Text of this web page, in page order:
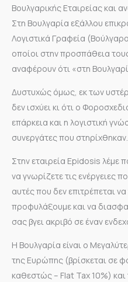
Βουλγαρικής Εταιρείας και
Στη Βουλγαρία εξάλλου
Λογιστικά Γραφεία
οποίοι στην προσπάθεια
αναφέρουν ότι «στη
Δυστυχώς όμως, εκ των
δεν ισχύει κι ότι ο
επάρκεια και η λογιστική
συνεργάτες που στηρίχθηκαν.
Στην εταιρεία Epidosis λέμε
να γνωρίζετε τις ενέργειες
αυτές που δεν επιτρέπεται
προφυλάξουμε και να
σας βγει ακριβό σε έναν
Η Βουλγαρία είναι ο
της Ευρώπης (βρίσκεται σε
καθεστώς – Flat Tax 10%)